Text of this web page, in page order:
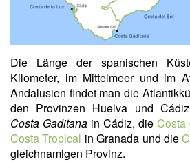
Die Länge der spanischen
Kilometer, im Mittelmeer und im
Andalusien findet man die
den Provinzen Huelva und
Costa Gaditana in Cádiz, die Costa
Costa Tropical in Granada und die
gleichnamigen Provinz.